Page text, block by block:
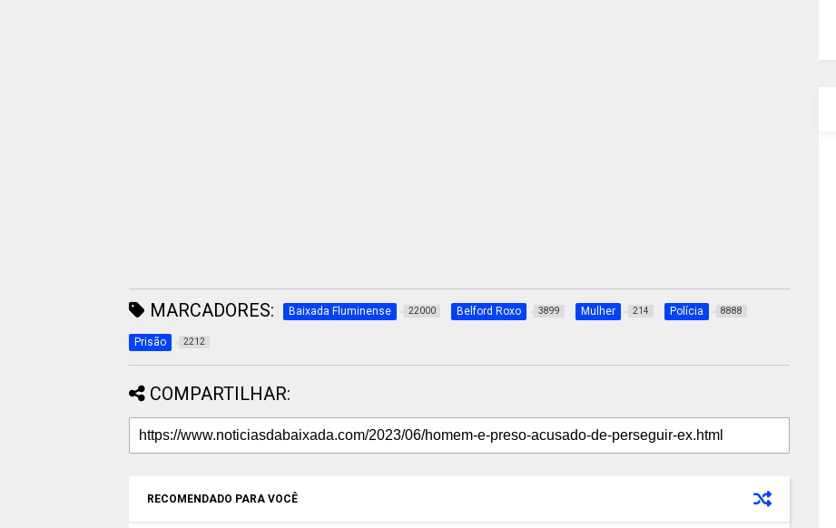
MARCADORES: Baixada Fluminense 22000 Belford Roxo 3899 Mulher 214 Polícia 8888
Prisão 2212
COMPARTILHAR:
RECOMENDADO PARA VOCÊ